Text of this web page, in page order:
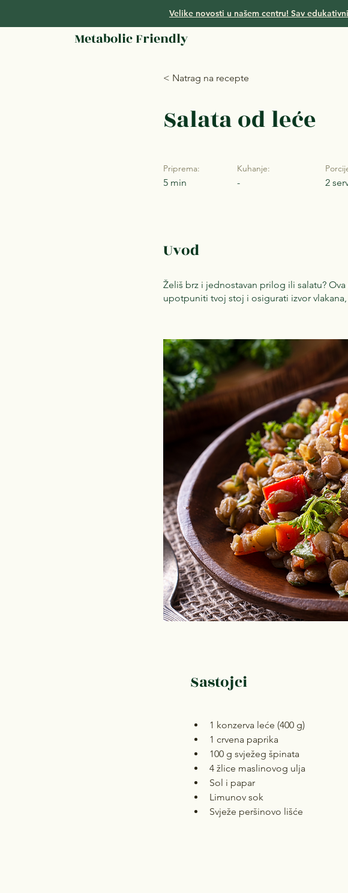
Metabolic Friendly
Velike novosti u našem centru! Sav
< Natrag na recepte
Salata od leće
Priprema:
5 min
Kuhanje:
- 2
Uvod
Želiš brz i jednostavan prilog ili salatu?
upotpuniti tvoj stoj i osigurati izvor
Sastojci
1 konzerva leće (400 g)
1 crvena paprika
100 g svježeg špinata
4 žlice maslinovog ulja
Sol i papar
Limunov sok
Svježe peršinovo lišće